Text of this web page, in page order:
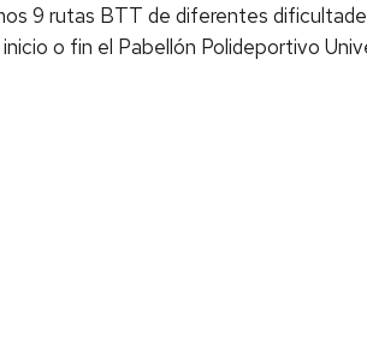
9 rutas BTT de diferentes
o fin el Pabellón Polideportivo